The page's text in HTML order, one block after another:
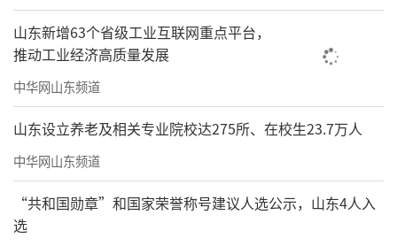
山东新增63个省级工业互联网重点平台，
推动工业经济高质量发展
中华网山东频道
山东设立养老及相关专业院校达275所、在校生23.7万人
中华网山东频道
“共和国勋章”和国家荣誉称号建议人选公示，山东4人入
选